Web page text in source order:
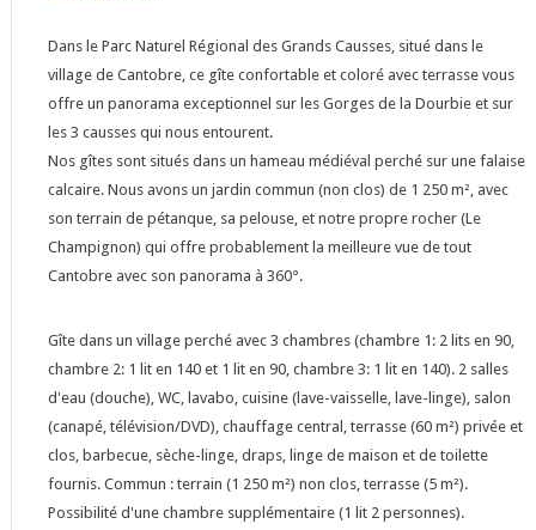
Dans le Parc Naturel Régional des Grands Causses, situé dans le
village de Cantobre, ce gîte confortable et coloré avec terrasse vous
offre un panorama exceptionnel sur les Gorges de la Dourbie et sur
les 3 causses qui nous entourent.
Nos gîtes sont situés dans un hameau médiéval perché sur une falaise
calcaire. Nous avons un jardin commun (non clos) de 1 250 m², avec
son terrain de pétanque, sa pelouse, et notre propre rocher (Le
Champignon) qui offre probablement la meilleure vue de tout
Cantobre avec son panorama à 360°.
Gîte dans un village perché avec 3 chambres (chambre 1: 2 lits en 90,
chambre 2: 1 lit en 140 et 1 lit en 90, chambre 3: 1 lit en 140). 2 salles
d'eau (douche), WC, lavabo, cuisine (lave-vaisselle, lave-linge), salon
(canapé, télévision/DVD), chauffage central, terrasse (60 m²) privée et
clos, barbecue, sèche-linge, draps, linge de maison et de toilette
fournis. Commun : terrain (1 250 m²) non clos, terrasse (5 m²).
Possibilité d'une chambre supplémentaire (1 lit 2 personnes).